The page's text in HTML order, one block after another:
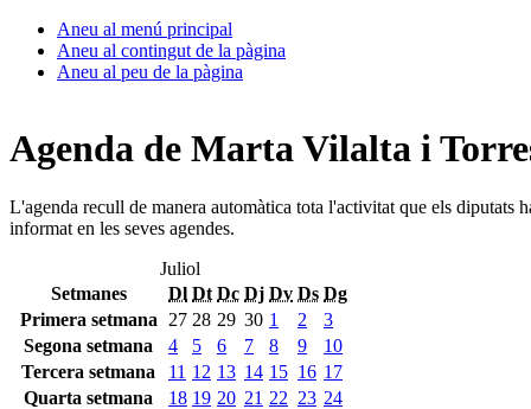
Aneu al menú principal
Aneu al contingut de la pàgina
Aneu al peu de la pàgina
Agenda de Marta Vilalta i
L'agenda recull de manera automàtica tota l'activitat que els diputats
informat en les seves agendes.
Juliol
Setmanes
Dl Dt Dc Dj Dv Ds Dg
Primera setmana
27 28 29 30 1 2
3
Segona setmana
4 5 6 7 8 9
10
Tercera setmana
11 12 13 14 15 16 17
Quarta setmana
18 19 20 21 22 23 24